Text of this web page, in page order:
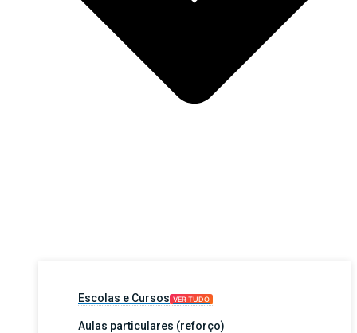
Escolas e Cursos VER TUDO
Aulas particulares (reforço)